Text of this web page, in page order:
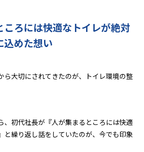
ころには快適なトイレが絶対
込めた想い
大切にされてきたのが、トイレ環境の整
、初代社長が『人が集まるところには快適
と繰り返し話をしていたのが、今でも印象